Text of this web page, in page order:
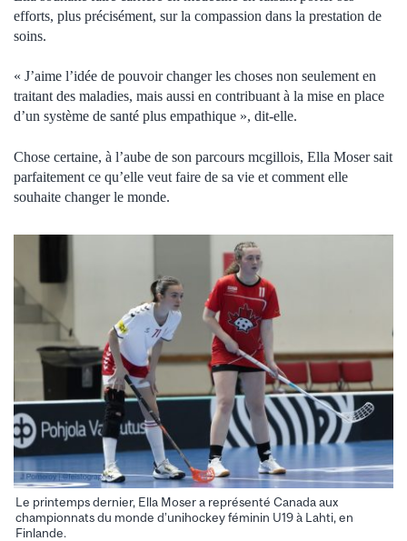
efforts, plus précisément, sur la compassion dans la prestation de
soins.
« J’aime l’idée de pouvoir changer les choses non seulement en
traitant des maladies, mais aussi en contribuant à la mise en place
d’un système de santé plus empathique », dit-elle.
Chose certaine, à l’aube de son parcours mcgillois, Ella Moser sait
parfaitement ce qu’elle veut faire de sa vie et comment elle
souhaite changer le monde.
Le printemps dernier, Ella Moser a représenté Canada aux
championnats du monde d’unihockey féminin U19 à Lahti, en
Finlande.